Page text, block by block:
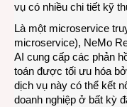
vụ có nhiều chi tiết kỹ
Là một microservice
microservice), NeMo
AI cung cấp các phản
toán được tối ưu hóa
dịch vụ này có thể kết
doanh nghiệp ở bất kỳ